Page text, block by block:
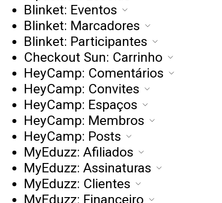
Blinket: Eventos
Blinket: Marcadores
Blinket: Participantes
Checkout Sun: Carrinho
HeyCamp: Comentários
HeyCamp: Convites
HeyCamp: Espaços
HeyCamp: Membros
HeyCamp: Posts
MyEduzz: Afiliados
MyEduzz: Assinaturas
MyEduzz: Clientes
MyEduzz: Financeiro